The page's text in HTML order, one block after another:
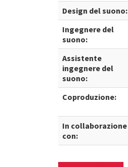
Design del suono:
Ingegnere del
suono:
Assistente
ingegnere del
suono:
Coproduzione:
In collaborazione
con: